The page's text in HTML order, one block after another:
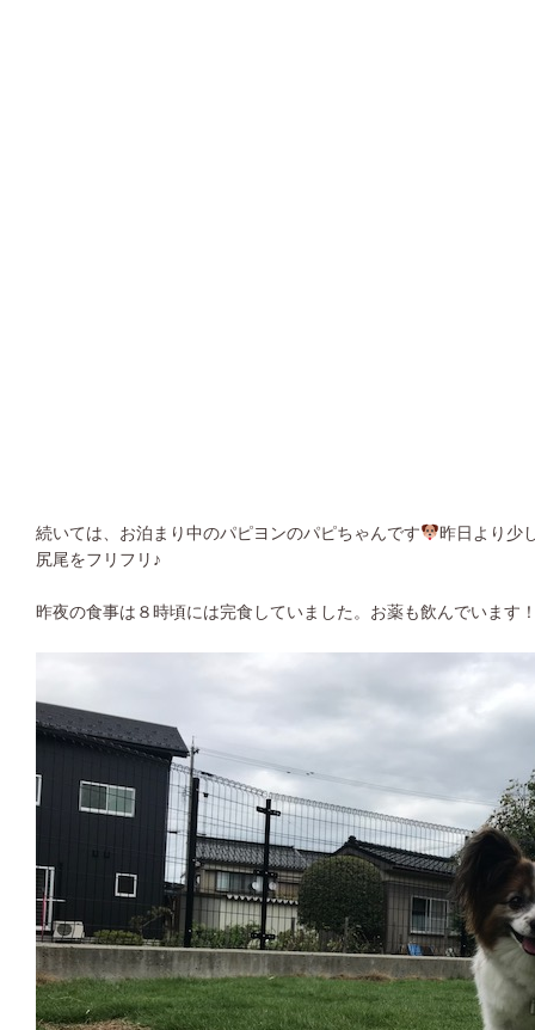
続いては、お泊まり中のパピヨンのパピちゃんです
昨日より少
尻尾をフリフリ♪
昨夜の食事は８時頃には完食していました。お薬も飲んでいます